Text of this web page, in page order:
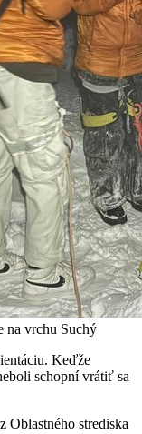
na vrchu Suchý
Keďže
schopní vrátiť sa
Oblastného strediska